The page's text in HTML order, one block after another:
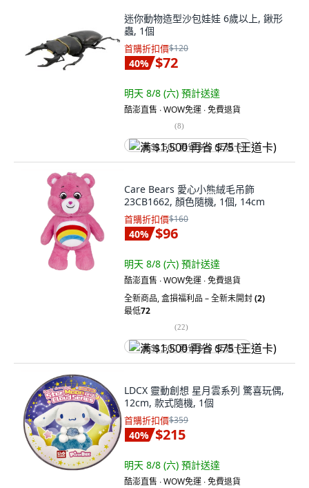
迷你動物造型沙包娃娃 6歲以上, 鍬形
蟲, 1個
首購折扣價$120
40% $72
明天 8/8 (六) 預計送達
酷澎直售 ∙ WOW免運 ∙ 免費退貨
(8)
满 $1,500 再省 $75 (王道卡)
Care Bears 愛心小熊絨毛吊飾
23CB1662, 顏色隨機, 1個, 14cm
首購折扣價$160
40% $96
明天 8/8 (六) 預計送達
酷澎直售 ∙ WOW免運 ∙ 免費退貨
全新商品,盒損福利品 – 全新未開封(2)
最低72
(22)
满 $1,500 再省 $75 (王道卡)
LDCX 靈動創想 星月雲系列 驚喜玩偶,
12cm, 款式隨機, 1個
首購折扣價$359
40% $215
明天 8/8 (六) 預計送達
酷澎直售 ∙ WOW免運 ∙ 免費退貨